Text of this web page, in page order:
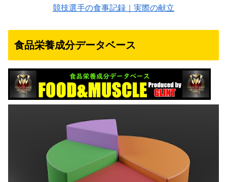
競技選手の食事記録｜実際の献立
食品栄養成分データベース